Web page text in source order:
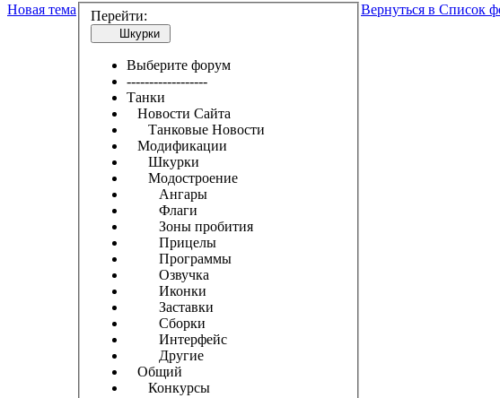
Новая тема
Перейти:
Шкурки
Выберите форум
------------------
Танки
Новости Сайта
Танковые Новости
Модификации
Шкурки
Модостроение
Ангары
Флаги
Зоны пробития
Прицелы
Программы
Озвучка
Иконки
Заставки
Сборки
Интерфейс
Другие
Общий
Конкурсы
Вернуться в Список